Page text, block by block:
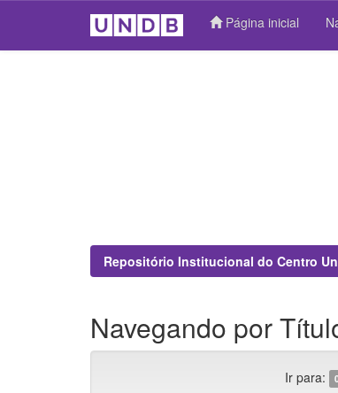
Página inicial
Repositório Institucional do Centro
Navegando por
Ir para: